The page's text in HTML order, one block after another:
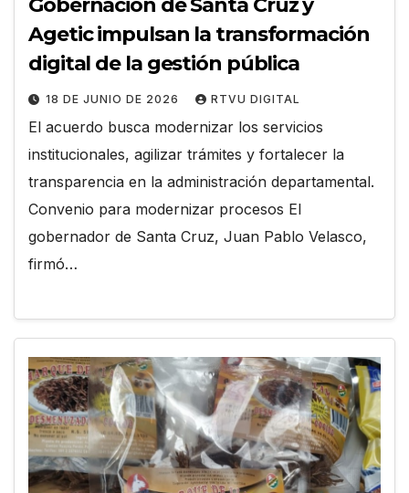
Agetic impulsan la transformación
digital de la gestión pública
18 DE JUNIO DE 2026 RTVU DIGITAL
El acuerdo busca modernizar los servicios
institucionales, agilizar trámites y fortalecer la
transparencia en la administración departamental.
Convenio para modernizar procesos El
gobernador de Santa Cruz, Juan Pablo Velasco,
firmó…